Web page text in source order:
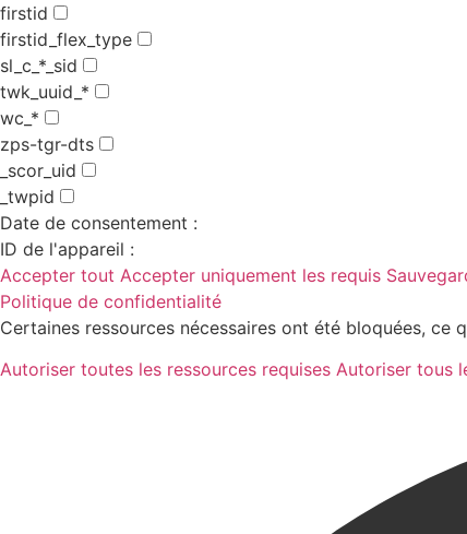
firstid
firstid_flex_type
sl_c_*_sid
twk_uuid_*
wc_*
zps-tgr-dts
_scor_uid
_twpid
Date de consentement :
ID de l'appareil :
Accepter tout Accepter uniquement les requis
Politique de confidentialité
Certaines ressources nécessaires ont été bloquées,
Autoriser toutes les ressources requises Autoriser tous